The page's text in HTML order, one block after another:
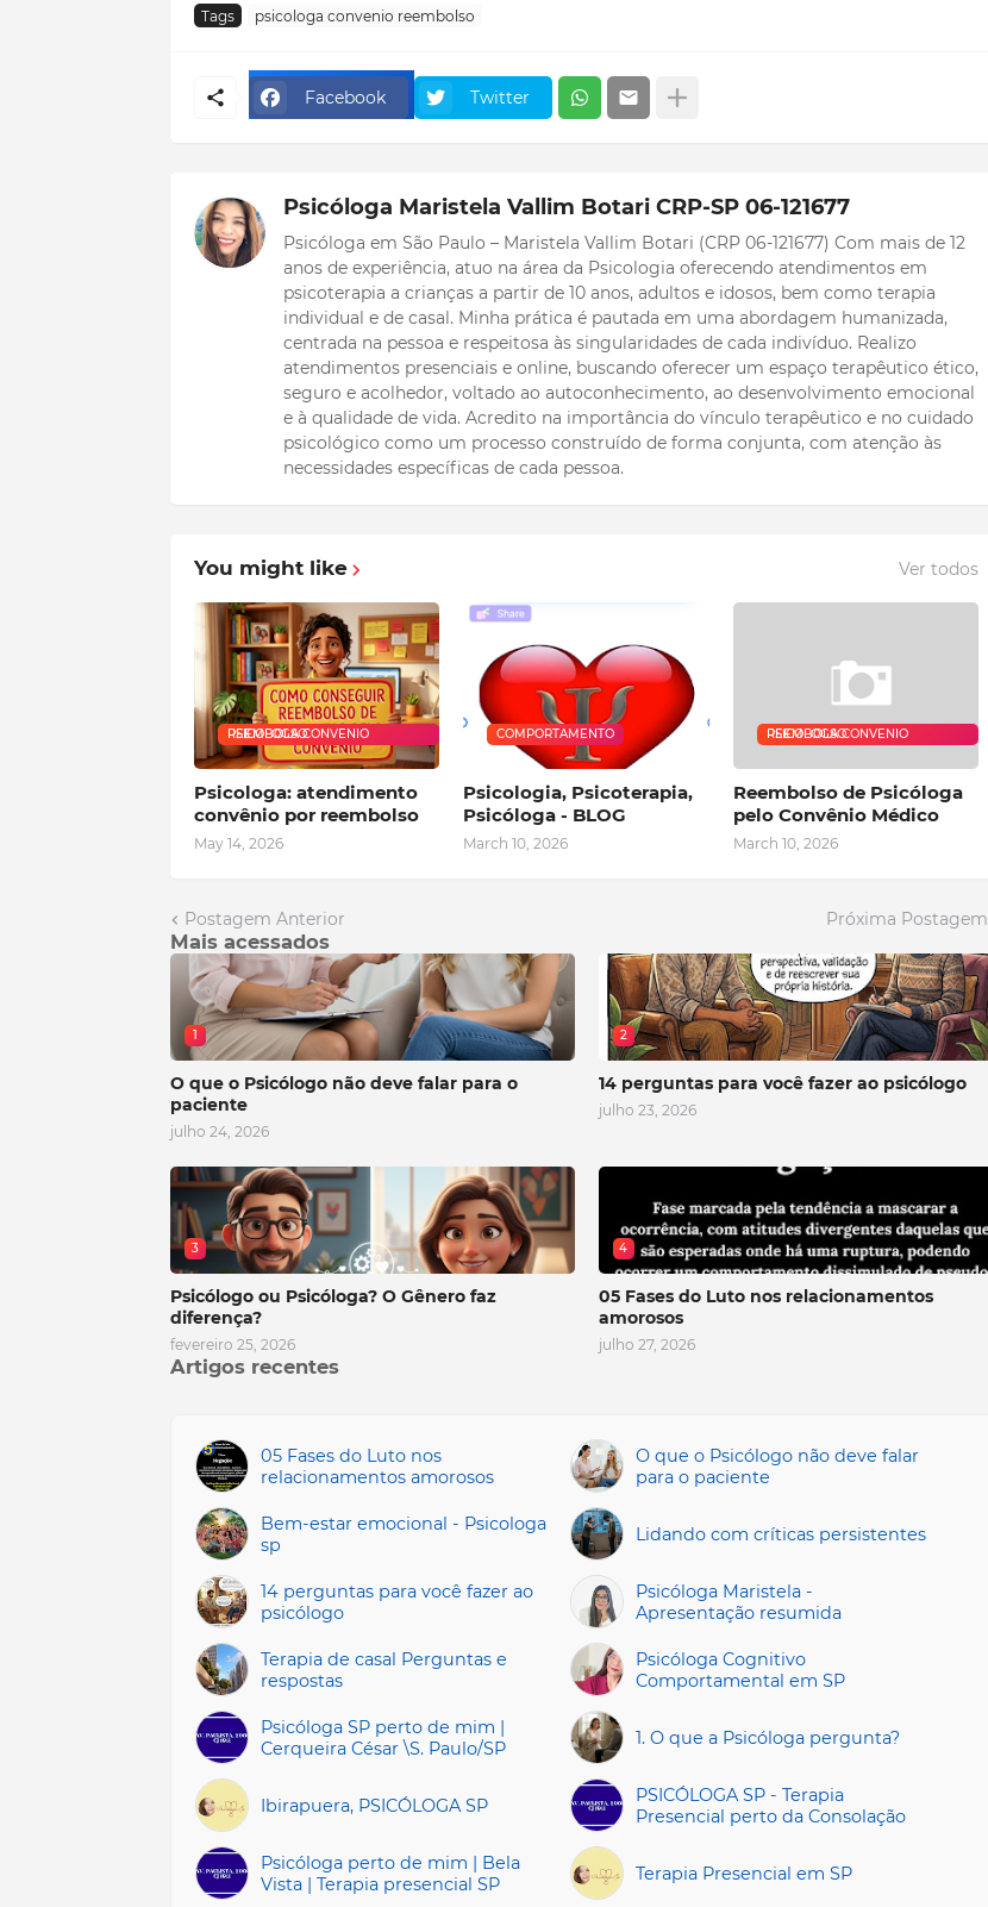
Tags psicologa convenio reembolso
Facebook Twitter
Psicóloga Maristela Vallim Botari CRP-SP 06-121677
Psicóloga em São Paulo – Maristela Vallim Botari (CRP 06-121677) Com mais de 12
anos de experiência, atuo na área da Psicologia oferecendo atendimentos em
psicoterapia a crianças a partir de 10 anos, adultos e idosos, bem como terapia
individual e de casal. Minha prática é pautada em uma abordagem humanizada,
centrada na pessoa e respeitosa às singularidades de cada indivíduo. Realizo
atendimentos presenciais e online, buscando oferecer um espaço terapêutico ético,
seguro e acolhedor, voltado ao autoconhecimento, ao desenvolvimento emocional
e à qualidade de vida. Acredito na importância do vínculo terapêutico e no cuidado
psicológico como um processo construído de forma conjunta, com atenção às
necessidades específicas de cada pessoa.
You might like Ver todos
PSICOLOGA CONVENIO REEMBOLSO
Psicologa: atendimento
convênio por reembolso
May 14, 2026
COMPORTAMENTO
Psicologia, Psicoterapia,
Psicóloga - BLOG
March 10, 2026
PSICOLOGA CONVENIO REEMBOLSO
Reembolso de Psicóloga
pelo Convênio Médico
March 10, 2026
Postagem Anterior Próxima Postagem
Mais acessados
1
O que o Psicólogo não deve falar para o
paciente
julho 24, 2026
2
14 perguntas para você fazer ao psicólogo
julho 23, 2026
3
Psicólogo ou Psicóloga? O Gênero faz
diferença?
fevereiro 25, 2026
4
05 Fases do Luto nos relacionamentos
amorosos
julho 27, 2026
Artigos recentes
05 Fases do Luto nos
relacionamentos amorosos
O que o Psicólogo não deve falar
para o paciente
Bem-estar emocional - Psicologa
sp
Lidando com críticas persistentes
14 perguntas para você fazer ao
psicólogo
Psicóloga Maristela -
Apresentação resumida
Terapia de casal Perguntas e
respostas
Psicóloga Cognitivo
Comportamental em SP
Psicóloga SP perto de mim |
Cerqueira César \S. Paulo/SP
1. O que a Psicóloga pergunta?
Ibirapuera, PSICÓLOGA SP
PSICÓLOGA SP - Terapia
Presencial perto da Consolação
Psicóloga perto de mim | Bela
Vista | Terapia presencial SP
Terapia Presencial em SP